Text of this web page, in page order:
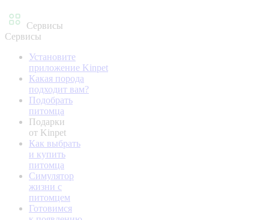
Сервисы
Сервисы
Установите
приложение Kinpet
Какая порода
подходит вам?
Подобрать
питомца
Подарки
от Kinpet
Как выбрать
и купить
питомца
Симулятор
жизни с
питомцем
Готовимся